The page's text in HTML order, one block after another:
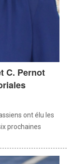
C. Pernot
ont élu les
prochaines